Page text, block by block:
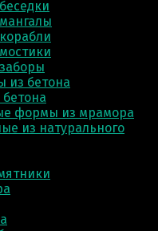
из бетона
формы из мрамора
из натурального